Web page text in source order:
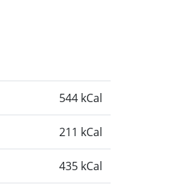
544 kCal
211 kCal
435 kCal